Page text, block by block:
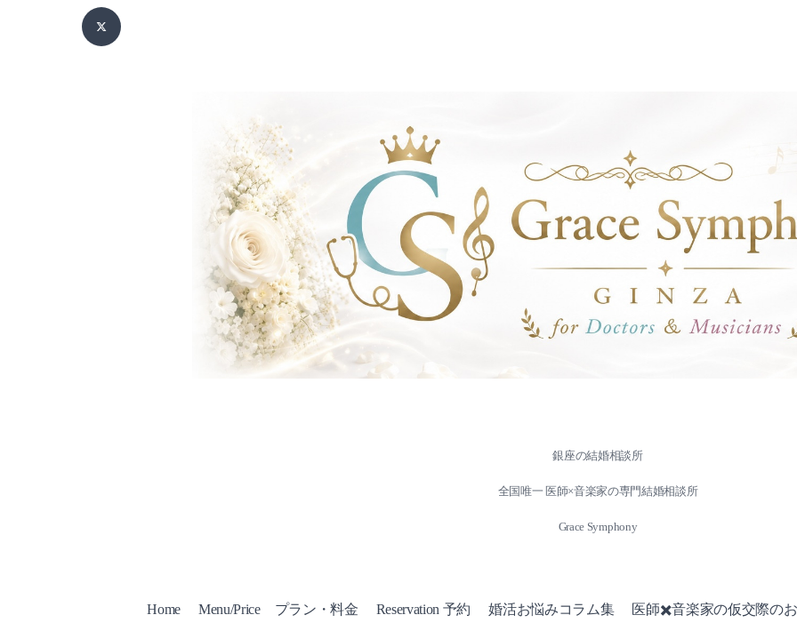
銀座の結婚相談所
全国唯一 医師×音楽家の専門結婚相談所
Grace Symphony
Home Menu/Price プラン・料金 Reservation 予約 婚活お悩みコラム集 医師✖️音楽家の仮交際の